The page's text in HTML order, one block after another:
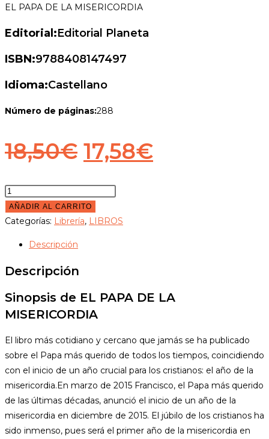
EL PAPA DE LA MISERICORDIA
Editorial:Editorial Planeta
ISBN:9788408147497
Idioma:Castellano
Número de páginas:288
18,50€ El
original
era:
17,58€El
EL
PAPA
DE
MISERICORDIA
cantidad
AÑADIR AL CARRITO
Categorías: Librería, LIBROS
Descripción
Descripción
Sinopsis de EL PAPA DE LA
MISERICORDIA
El libro más cotidiano y cercano que jamás se ha publicado
sobre el Papa más querido de todos los tiempos, coincidiendo
con el inicio de un año crucial para los cristianos: el año de la
misericordia.En marzo de 2015 Francisco, el Papa más querido
de las últimas décadas, anunció el inicio de un año de la
misericordia en diciembre de 2015. El júbilo de los cristianos ha
sido inmenso, pues será el primer año de la misericordia en